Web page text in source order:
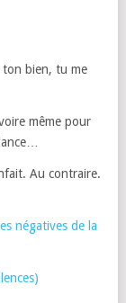
ton bien, tu me
même pour
Au contraire.
négatives de la